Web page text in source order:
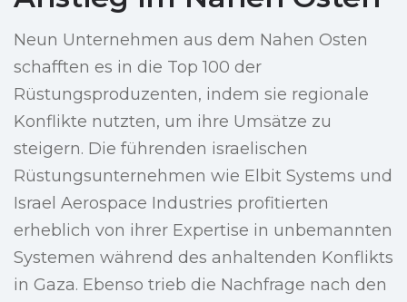
Neun Unternehmen aus dem Nahen Osten
schafften es in die Top 100 der
Rüstungsproduzenten, indem sie regionale
Konflikte nutzten, um ihre Umsätze zu
steigern. Die führenden israelischen
Rüstungsunternehmen wie Elbit Systems und
Israel Aerospace Industries profitierten
erheblich von ihrer Expertise in unbemannten
Systemen während des anhaltenden Konflikts
in Gaza. Ebenso trieb die Nachfrage nach den